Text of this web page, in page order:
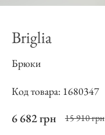
Briglia
Брюки
Код товара: 1680347
6 682 грн 15 910 грн